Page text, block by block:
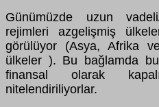
Günümüzde uzun
rejimleri azgelişmiş
görülüyor (Asya, Afrika
ülkeler ). Bu bağlamda bu
finansal olarak
nitelendiriliyorlar.